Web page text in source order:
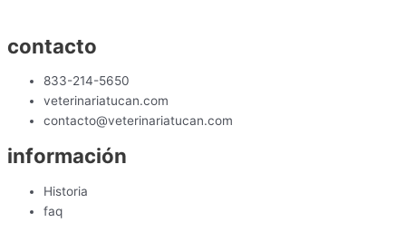
contacto
833-214-5650
veterinariatucan.com
contacto@veterinariatucan.com
información
Historia
faq